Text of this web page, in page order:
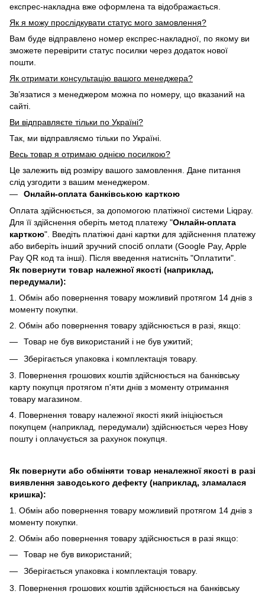
експрес-накладна вже оформлена та відображається.
Як я можу прослідкувати статус мого замовлення?
Вам буде відправлено номер експрес-накладної, по якому ви
зможете перевірити статус посилки через додаток нової
пошти.
Як отримати консультацію вашого менеджера?
Зв’язатися з менеджером можна по номеру, що вказаний на
сайті.
Ви відправляєте тільки по Україні?
Так, ми відправляємо тільки по Україні.
Весь товар я отримаю однією посилкою?
Це залежить від розміру вашого замовлення. Дане питання
слід узгодити з вашим менеджером.
Онлайн-оплата банківською карткою
Оплата здійснюється, за допомогою платіжної системи Liqpay.
Для її здійснення оберіть метод платежу "Онлайн-оплата
карткою". Введіть платіжні дані картки для здійснення платежу
або виберіть інший зручний спосіб оплати (Google Pay, Apple
Pay QR код та інші). Після введення натисніть "Оплатити".
Як повернути товар належної якості (наприклад,
передумали):
1. Обмін або повернення товару можливий протягом 14 днів з
моменту покупки.
2. Обмiн або повернення товару здійснюється в разі, якщо:
Товар не був використаний і не був ужитий;
Зберiгається упаковка і комплектація товару.
3. Повернення грошових коштів здійснюється на банківську
карту покупця протягом п'яти днів з моменту отримання
товару магазином.
4. Повернення товару належної якості який ініціюється
покупцем (наприклад, передумали) здійснюється через Нову
пошту і оплачується за рахунок покупця.
Як повернути або обміняти товар неналежної якості в разі
виявлення заводського дефекту (наприклад, зламалася
кришка):
1. Обмін або повернення товару можливий протягом 14 днів з
моменту покупки.
2. Обмiн або повернення товару здійснюється в разі якщо:
Товар не був використаний;
Зберiгається упаковка і комплектація товару.
3. Повернення грошових коштів здійснюється на банківську